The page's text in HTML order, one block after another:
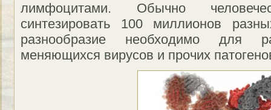
лимфоцитами. Обычно
синтезировать 100 миллионов
разнообразие необходимо для
меняющихся вирусов и прочих